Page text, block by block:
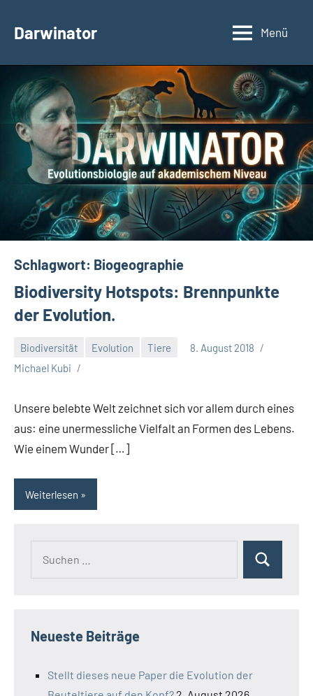
InhaltDarwinator
Evolutionsbiologie
Menü
Schlagwort: Biogeographie
Biodiversity Hotspots: Brennpunkte
der Evolution.
Biodiversität Evolution Tiere
8. August 2018
Michael Kubi
Unsere belebte Welt zeichnet sich vor allem durch eines
aus: eine unermessliche Vielfalt an Formen des Lebens.
Wie einem Wunder […]
Weiterlesen
Suchen
Neueste Beiträge
Stellt dieses neue Paper die Evolution der